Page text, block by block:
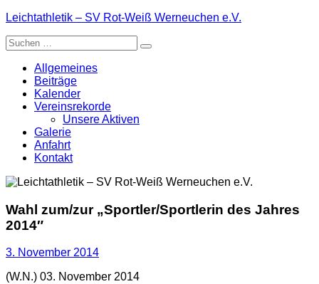
Zum
springen
Leichtathletik – SV Rot-Weiß Werneuchen e.V.
Suche
nach:
Allgemeines
Beiträge
Kalender
Vereinsrekorde
Unsere Aktiven
Galerie
Anfahrt
Kontakt
Wahl zum/zur „Sportler/Sportlerin des Jahres
2014″
3. November 2014
(W.N.) 03. November 2014